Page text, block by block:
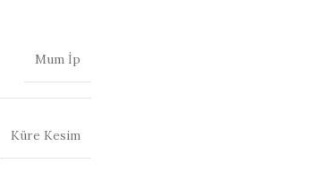
Mum İp
Küre Kesim